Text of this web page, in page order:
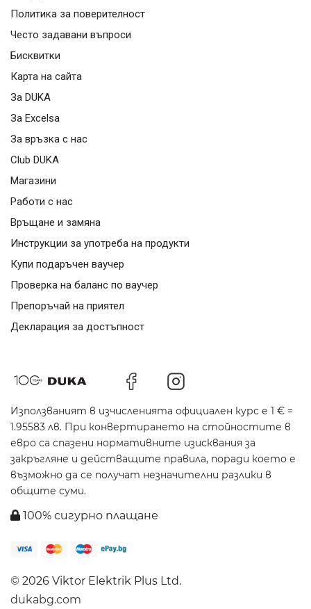
Политика за поверителност
Често задавани въпроси
Бисквитки
Карта на сайта
За DUKA
За Excelsa
За връзка с нас
Club DUKA
Магазини
Работи с нас
Връщане и замяна
Инструкции за употреба на продукти
Купи подаръчен ваучер
Проверка на баланс по ваучер
Препоръчай на приятел
Декларация за достъпност
Използваният в изчисленията официален курс е 1 € =
1.95583 лв. При конвертирането на стойностите в
евро са спазени нормативните изисквания за
закръгляне и действащите правила, поради което е
възможно да се получат незначителни разлики в
общите суми.
100% сигурно плащане
© 2026 Viktor Elektrik Plus Ltd.
dukabg.com